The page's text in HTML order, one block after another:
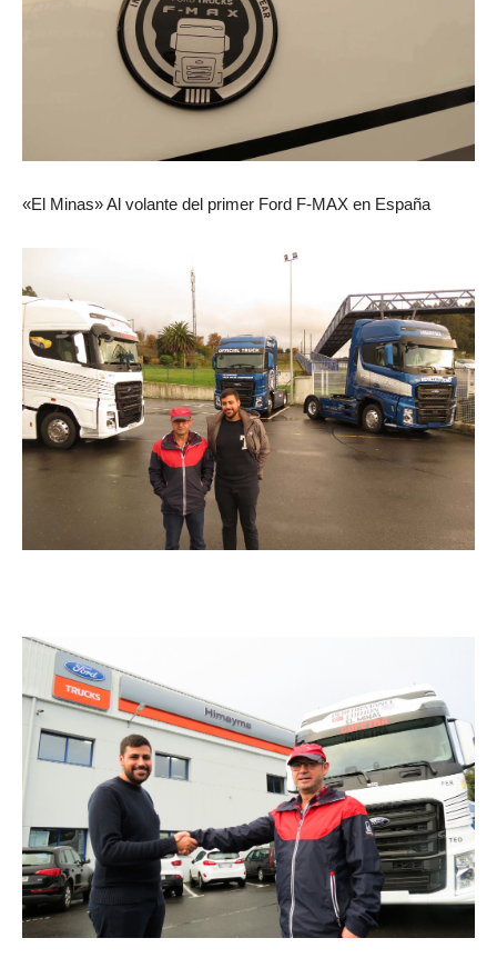
«El Minas» Al volante del primer Ford F-MAX en España